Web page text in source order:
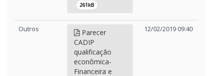
261kB
Outros
Parecer
CADIP
qualificação
econômica-
Financeira e
12/02/2019 09:40